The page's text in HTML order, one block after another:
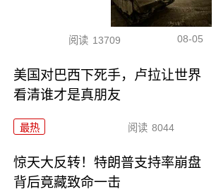
阅读 13709 08-05
美国对巴西下死手，卢拉让世界
看清谁才是真朋友
最热 阅读 8044
惊天大反转！特朗普支持率崩盘
背后竟藏致命一击